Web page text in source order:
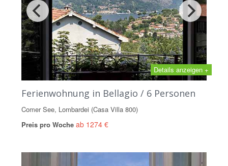
Details anzeigen +
Ferienwohnung in Bellagio / 6 Personen
Comer See, Lombardei (Casa Villa 800)
Preis pro Woche ab 1274 €